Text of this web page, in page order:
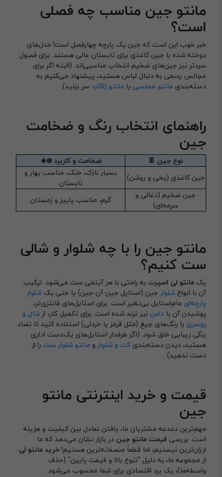
مانتو جین مناسب چه فصلی
است؟
خبر خوب این است که جین یک پارچه چهارفصل است! مدل‌های
دوخته شده با جین کاغذی برای تابستان عالی هستند. برای فصول
سردتر نیز جین‌های ضخیم انتخاب مناسبی‌اند. (البته اگر برای
مجالس رسمی به دنبال لباس هستید، پیشنهاد می‌کنیم به
دسته‌بندی مانتو مجلسی یا مانتو ژاکارد سر بزنید).
راهنمای انتخاب رنگ و ضخامت
جین
نوع جین 👖
ضخامت و کاربرد ❄️☀️
جین کاغذی (یخی و روشن)
بسیار نازک، خنک، مناسب بهار و
تابستان
جین ضخیم (ذغالی و
سرمه‌ای)
گرم، مناسب پاییز و زمستان
مانتو جین را با چه شلوار و شالی
ست کنیم؟
یک مانتو لی اسپرت به راحتی با هر آیتمی ست می‌شود. ترکیب
آن با انواع شلوار جین (استایل جین-آن-جین) یا حتی یک شلوار
پارچه‌ای مام‌استایل بی‌نظیر است. برای استایل‌های فانتزی‌تر،
پوشیدن آن با دامن نیز ترند شده است. برای تکمیل کار، از شال و
روسری با رنگ‌های جیغ (مثل قرمز یا خردلی) استفاده کنید تا تضاد
رنگی زیبایی خلق شود. (اگر طرفدار استایل‌های یک‌دست اداری
هستید، دیدن دسته‌بندیکت و شلوار و مانتو شلوار ست را از
دست ندهید).
قیمت و خرید اینترنتی مانتو
جین
مهم‌ترین دغدغه مشتریان ما، یافتن تعادل بین کیفیت و هزینه
است. بررسی قیمت مانتو جین در بازار نشان می‌دهد که ما
ارزان‌ترین نیستیم، اما قطعاً منصفانه‌ترین هستیم!خرید مانتو لی
از مجموعه ما، به دلیل "تنوع بالا و قیمت پایین" (حذف
واسطه‌ها)، یک برد اقتصادی برای شما محسوب می‌شود.